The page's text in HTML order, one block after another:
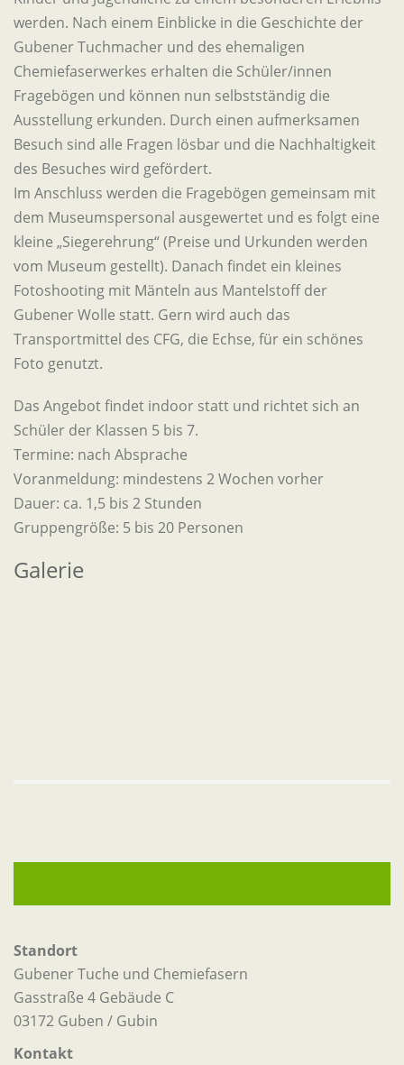
werden. Nach einem Einblicke in die Geschichte der
Gubener Tuchmacher und des ehemaligen
Chemiefaserwerkes erhalten die Schüler/innen
Fragebögen und können nun selbstständig die
Ausstellung erkunden. Durch einen aufmerksamen
Besuch sind alle Fragen lösbar und die Nachhaltigkeit
des Besuches wird gefördert.
Im Anschluss werden die Fragebögen gemeinsam mit
dem Museumspersonal ausgewertet und es folgt eine
kleine „Siegerehrung“ (Preise und Urkunden werden
vom Museum gestellt). Danach findet ein kleines
Fotoshooting mit Mänteln aus Mantelstoff der
Gubener Wolle statt. Gern wird auch das
Transportmittel des CFG, die Echse, für ein schönes
Foto genutzt.
Das Angebot findet indoor statt und richtet sich an
Schüler der Klassen 5 bis 7.
Termine: nach Absprache
Voranmeldung: mindestens 2 Wochen vorher
Dauer: ca. 1,5 bis 2 Stunden
Gruppengröße: 5 bis 20 Personen
Galerie
Standort
Gubener Tuche und Chemiefasern
Gasstraße 4 Gebäude C
03172 Guben / Gubin
Kontakt